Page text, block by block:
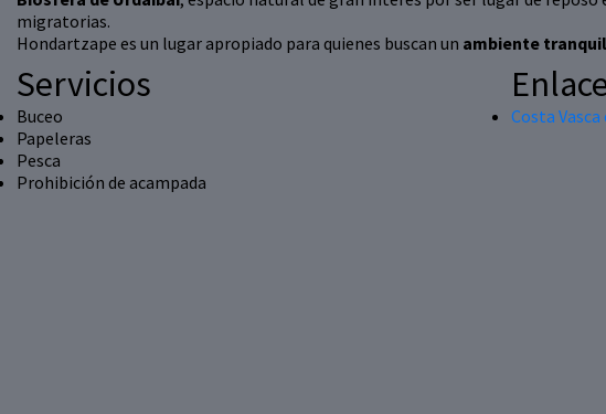
migratorias.
Hondartzape es un lugar apropiado para quienes buscan un ambiente
Servicios
Buceo
Papeleras
Pesca
Prohibición de acampada
Costa Vasca